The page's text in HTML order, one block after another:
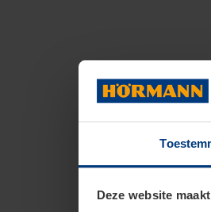
Deze website